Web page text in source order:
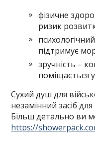
фізичне
ризик
підтримує
зручність –
поміщається
Cухий душ для
незамінний засіб
Більш детально ви
https://